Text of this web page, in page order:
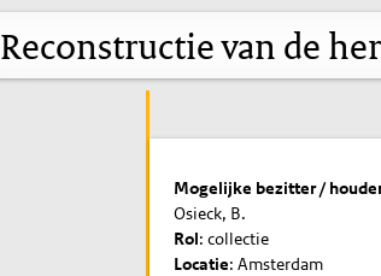
Reconstructie van de
Mogelijke bezitter /
Osieck, B.
Rol: collectie
Locatie: Amsterdam